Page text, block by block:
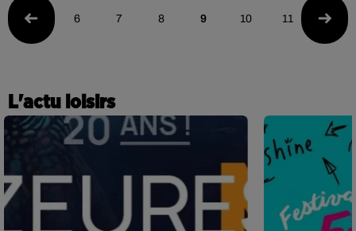
6 7 8 9 10 11 12
L'actu loisirs